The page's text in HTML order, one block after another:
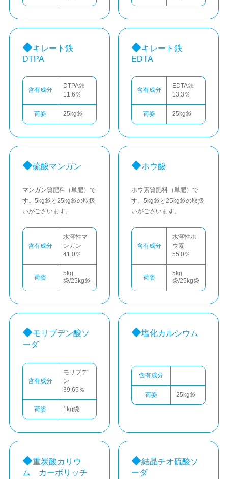
キレート鉄
DTPA
含有成分
DTPA鉄
11.6％
荷姿 25kg袋
キレート鉄
EDTA
含有成分
EDTA鉄
13.3％
荷姿 25kg袋
硫酸マンガン
マンガン質肥料（単肥）で
す。5kg袋と25kg袋の取扱
いがございます。
含有成分
水溶性マ
ンガン
41.0％
荷姿
5kg
袋/25kg袋
ホウ酸
ホウ素質肥料（単肥）で
す。5kg袋と25kg袋の取扱
いがございます。
含有成分
水溶性ホ
ウ素
55.0％
荷姿
5kg
袋/25kg袋
モリブデン酸ソ
ーダ
含有成分
モリブデ
ン
39.65％
荷姿 1kg袋
塩化カルシウム
含有成分
荷姿 25kg袋
重炭酸カリウ
ム カーボリッチ
結晶チオ硫酸ソ
ーダ